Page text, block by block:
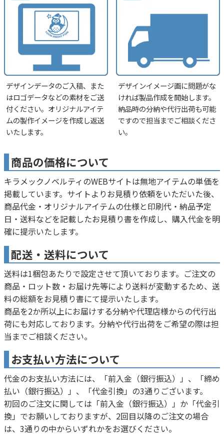
デザインデータのご入稿、また
はロゴデータなどの素材をご送
付ください。オリジナルアイテ
ムの製作イメージを作成し返送
いたします。
デザインイメージ画に問題がな
ければ製品作成を開始します。
納品時の分納や代行出荷も可能
ですので担当までご相談くださ
い。
商品の価格について
キラメックノベルティのWEBサイトは無地アイテムの単価を
掲載しています。サイトよりお見積り依頼をいただいた後、
商品代金・オリジナルアイテムの仕様と印刷代・納品予定
日・送料などを記載したお見積り書を作成し、購入代金を明
確に提示いたします。
配送・送料について
送料は1梱包あたりで設定させて頂いております。ご注文の
商品・ロット数・お届け先等により送料が変動するため、送
料の総額をお見積り書にて提示いたします。
商品を2か所以上にお届けする分納や代理店様からの代行出
荷にも対応しております。分納や代行出荷をご希望の際は担
当までご相談ください。
お支払い方法について
代金のお支払い方法には、「前入金（銀行振込）」、「締め
払い（銀行振込）」、「代金引換」の3通りございます。
初回のご注文に関しては「前入金（銀行振込）」か「代金引
換」でお願いしておりますが、2回目以降のご注文の場合
は、3通りの中からいずれかをお選びください。